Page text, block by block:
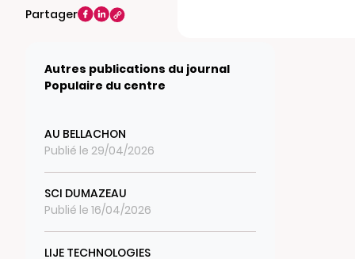
Partager
Autres publications du journal
Populaire du centre
AU BELLACHON
Publié le 29/04/2026
SCI DUMAZEAU
Publié le 16/04/2026
LIJE TECHNOLOGIES